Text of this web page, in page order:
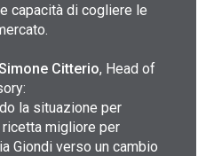
capacità di cogliere le
Citterio, Head of
la situazione per
migliore per
Giondi verso un cambio